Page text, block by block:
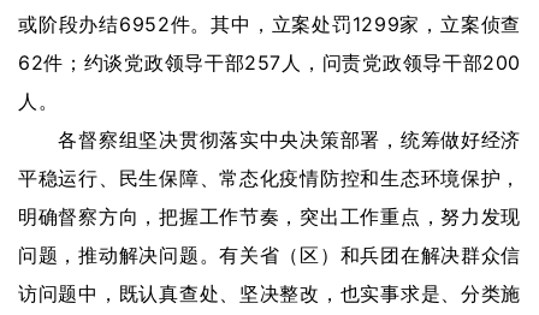
或阶段办结6952件。其中，立案处罚1299家，立案侦查
62件；约谈党政领导干部257人，问责党政领导干部200
人。
各督察组坚决贯彻落实中央决策部署，统筹做好经济
平稳运行、民生保障、常态化疫情防控和生态环境保护，
明确督察方向，把握工作节奏，突出工作重点，努力发现
问题，推动解决问题。有关省（区）和兵团在解决群众信
访问题中，既认真查处、坚决整改，也实事求是、分类施